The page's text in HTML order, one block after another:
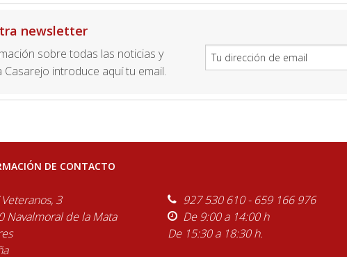
newsletter
sobre todas las noticias y
introduce aquí tu email.
DE CONTACTO
Veteranos, 3
Navalmoral de la Mata
927 530 610 - 659 166 976
De 9:00 a 14:00 h
De 15:30 a 18:30 h.